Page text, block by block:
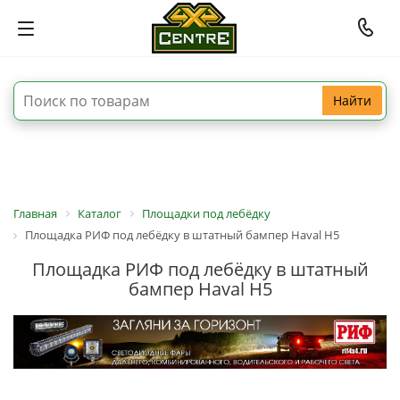
Найти
Главная Каталог
Площадки под лебёдку
Площадка РИФ под лебёдку в штатный бампер Haval H5
Площадка РИФ под лебёдку в штатный
бампер Haval H5